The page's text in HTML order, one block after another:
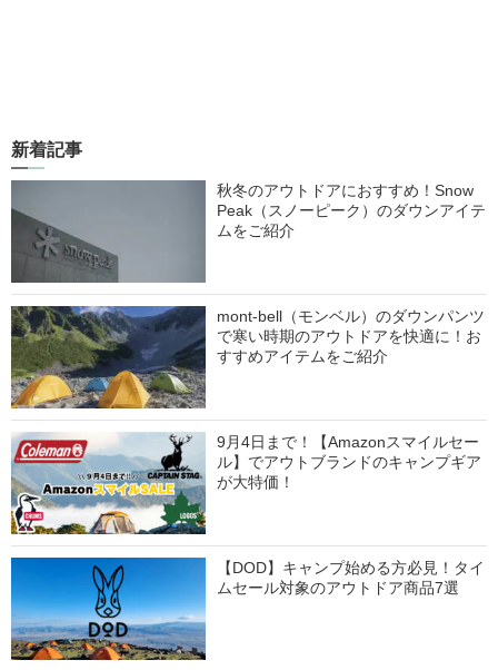
新着記事
秋冬のアウトドアにおすすめ！Snow
Peak（スノーピーク）のダウンアイテ
ムをご紹介
mont-bell（モンベル）のダウンパンツ
で寒い時期のアウトドアを快適に！お
すすめアイテムをご紹介
9月4日まで！【Amazonスマイルセー
ル】でアウトブランドのキャンプギア
が大特価！
【DOD】キャンプ始める方必見！タイ
ムセール対象のアウトドア商品7選